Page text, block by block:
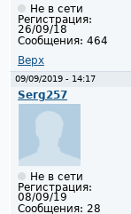
Не в сети
Регистрация:
26/09/18
Сообщения: 464
Верх
09/09/2019 - 14:17
Serg257
Не в сети
Регистрация:
08/09/19
Сообщения: 28